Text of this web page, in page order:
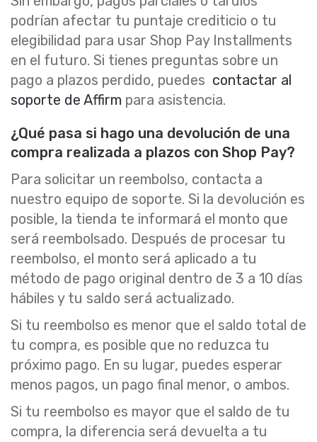
podrían afectar tu puntaje crediticio o tu
elegibilidad para usar Shop Pay Installments
en el futuro. Si tienes preguntas sobre un
pago a plazos perdido, puedes contactar al
soporte de Affirm para asistencia.
¿Qué pasa si hago una devolución de una
compra realizada a plazos con Shop Pay?
Para solicitar un reembolso, contacta a
nuestro equipo de soporte. Si la devolución es
posible, la tienda te informará el monto que
será reembolsado. Después de procesar tu
reembolso, el monto será aplicado a tu
método de pago original dentro de 3 a 10 días
hábiles y tu saldo será actualizado.
Si tu reembolso es menor que el saldo total de
tu compra, es posible que no reduzca tu
próximo pago. En su lugar, puedes esperar
menos pagos, un pago final menor, o ambos.
Si tu reembolso es mayor que el saldo de tu
compra, la diferencia será devuelta a tu